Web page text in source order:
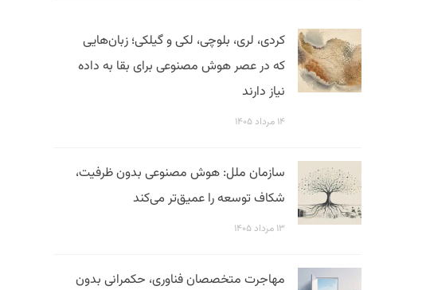
کردی، لری، بلوچی، لکی و گیلکی؛ زبان‌هایی
که در عصر هوش مصنوعی برای بقا به داده
نیاز دارند
۱۴ مرداد ۱۴۰۵
سازمان ملل: هوش مصنوعی بدون ظرفیت،
شکاف توسعه را عمیق‌تر می‌کند
۱۳ مرداد ۱۴۰۵
مهاجرت متخصصان فناوری، حکمرانی بدون